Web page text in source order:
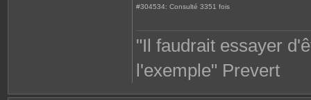
#304534: Consulté 3351 fois
"Il faudrait essayer
l'exemple" Prevert